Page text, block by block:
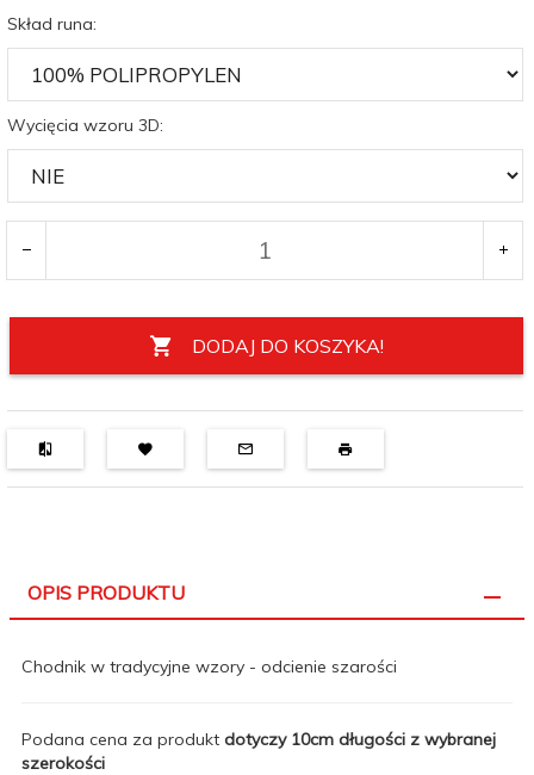
Skład runa:
Wycięcia wzoru 3D:
DODAJ DO KOSZYKA!
OPIS PRODUKTU
Chodnik w tradycyjne wzory - odcienie szarości
Podana cena za produkt dotyczy 10cm długości z wybranej
szerokości